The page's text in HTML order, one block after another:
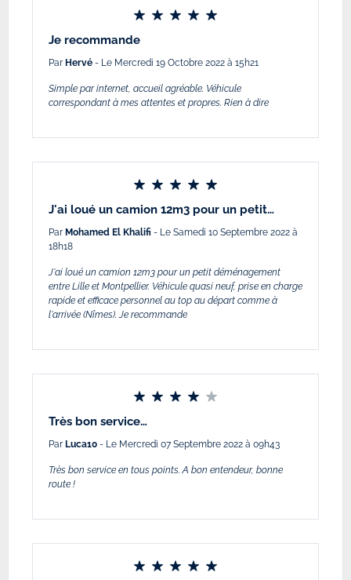
Je recommande
Par Hervé - Le Mercredi 19 Octobre 2022 à 15h21
Simple par internet, accueil agréable. Véhicule
correspondant à mes attentes et propres. Rien à dire
J'ai loué un camion 12m3 pour un petit…
Par Mohamed El Khalifi - Le Samedi 10 Septembre 2022 à
18h18
J'ai loué un camion 12m3 pour un petit déménagement
entre Lille et Montpellier. Véhicule quasi neuf, prise en charge
rapide et efficace personnel au top au départ comme à
l'arrivée (Nîmes). Je recommande
Très bon service…
Par Luca10 - Le Mercredi 07 Septembre 2022 à 09h43
Très bon service en tous points. A bon entendeur, bonne
route !